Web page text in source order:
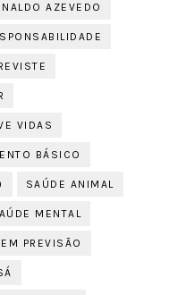
AZEVEDO
VIDAS
BÁSICO
SAÚDE ANIMAL
MENTAL
PREVISÃO